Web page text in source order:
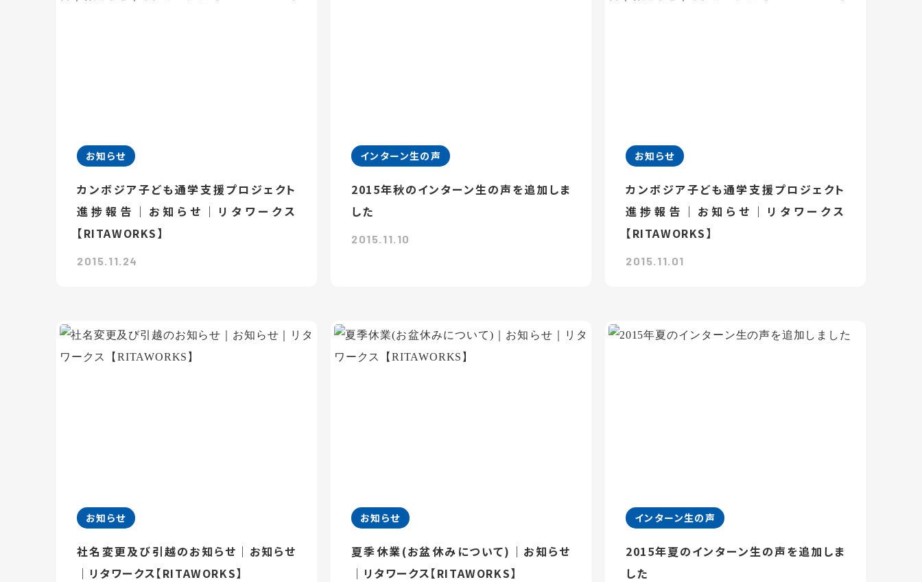
お知らせ
カンボジア子ども通学支援プロジェクト
進捗報告｜お知らせ｜リタワークス
【RITAWORKS】
2015.11.24
インターン生の声
2015年秋のインターン生の声を追加しま
した
2015.11.10
お知らせ
カンボジア子ども通学支援プロジェクト
進捗報告｜お知らせ｜リタワークス
【RITAWORKS】
2015.11.01
お知らせ
社名変更及び引越のお知らせ｜お知らせ
｜リタワークス【RITAWORKS】
お知らせ
夏季休業(お盆休みについて)｜お知らせ
｜リタワークス【RITAWORKS】
インターン生の声
2015年夏のインターン生の声を追加しま
した